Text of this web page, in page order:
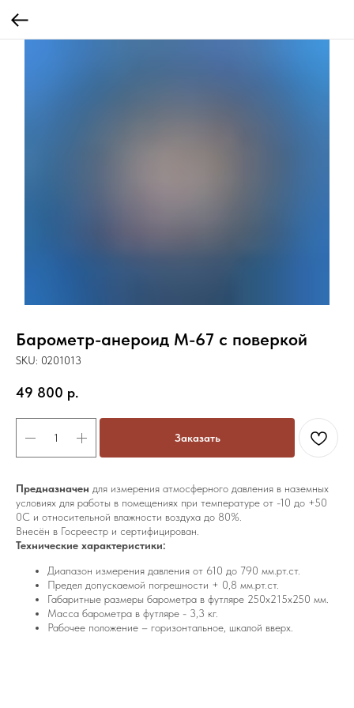
Барометр-анероид М-67 с поверкой
SKU: 0201013
49 800 р.
Заказать
Предназначен для измерения атмосферного давления в наземных
условиях для работы в помещениях при температуре от -10 до +50
0С и относительной влажности воздуха до 80%.
Внесён в Госреестр и сертифицирован.
Технические характеристики:
Диапазон измерения давления от 610 до 790 мм.рт.ст.
Предел допускаемой погрешности + 0,8 мм.рт.ст.
Габаритные размеры барометра в футляре 250х215х250 мм.
Масса барометра в футляре - 3,3 кг.
Рабочее положение – горизонтальное , шкалой вверх.